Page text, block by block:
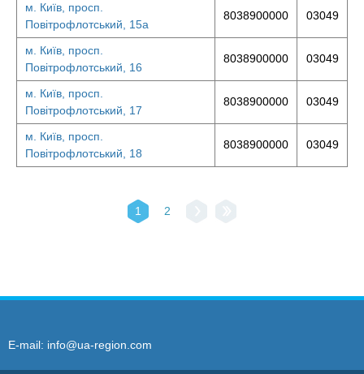
м. Київ, просп.
Повітрофлотський, 15а
8038900000 03049
м. Київ, просп.
Повітрофлотський, 16
8038900000 03049
м. Київ, просп.
Повітрофлотський, 17
8038900000 03049
м. Київ, просп.
Повітрофлотський, 18
8038900000 03049
1 2
E-mail: info@ua-region.com